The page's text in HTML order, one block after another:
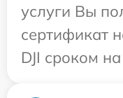
услуги Вы
сертификат
DJI сроком